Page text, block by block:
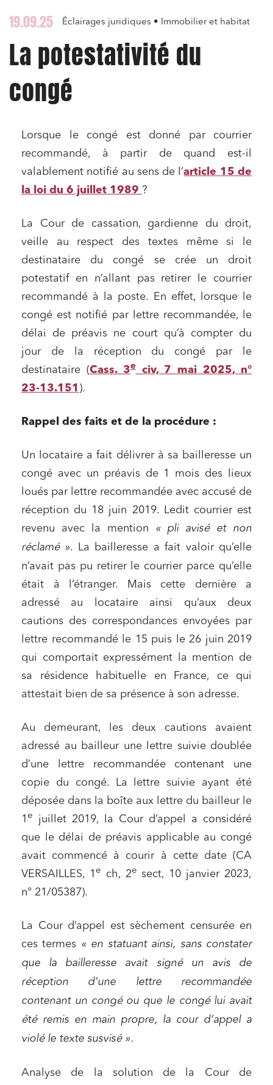
19.09.25 Éclairages juridiques • Immobilier et habitat
La potestativité du
congé
Lorsque le congé est donné par courrier
recommandé, à partir de quand est-il
valablement notifié au sens de l’article 15 de
la loi du 6 juillet 1989 ?
La Cour de cassation, gardienne du droit,
veille au respect des textes même si le
destinataire du congé se crée un droit
potestatif en n’allant pas retirer le courrier
recommandé à la poste. En effet, lorsque le
congé est notifié par lettre recommandée, le
délai de préavis ne court qu’à compter du
jour de la réception du congé par le
destinataire (Cass. 3eciv, 7 mai 2025, n°
23-13.151 ).
Rappel des faits et de la procédure :
Un locataire a fait délivrer à sa bailleresse un
congé avec un préavis de 1 mois des lieux
loués par lettre recommandée avec accusé de
réception du 18 juin 2019. Ledit courrier est
revenu avec la mention « pli avisé et non
réclamé ». La bailleresse a fait valoir qu’elle
n’avait pas pu retirer le courrier parce qu’elle
était à l’étranger. Mais cette dernière a
adressé au locataire ainsi qu’aux deux
cautions des correspondances envoyées par
lettre recommandé le 15 puis le 26 juin 2019
qui comportait expressément la mention de
sa résidence habituelle en France, ce qui
attestait bien de sa présence à son adresse.
Au demeurant, les deux cautions avaient
adressé au bailleur une lettre suivie doublée
d’une lettre recommandée contenant une
copie du congé. La lettre suivie ayant été
déposée dans la boîte aux lettre du bailleur le
1 e
juillet 2019, la Cour d’appel a considéré
que le délai de préavis applicable au congé
avait commencé à courir à cette date (CA
VERSAILLES, 1 e ch, 2e sect, 10 janvier 2023,
n° 21/05387).
La Cour d’appel est sèchement censurée en
ces termes « en statuant ainsi, sans constater
que la bailleresse avait signé un avis de
réception d’une lettre recommandée
contenant un congé ou que le congé lui avait
été remis en main propre, la cour d’appel a
violé le texte susvisé ».
Analyse de la solution de la Cour de